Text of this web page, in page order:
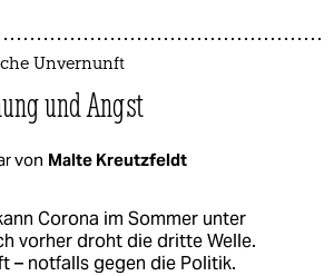
Unvernunft
und Angst
von Malte Kreutzfeldt
Corona im Sommer unter
vorher droht die dritte Welle.
– notfalls gegen die Politik.